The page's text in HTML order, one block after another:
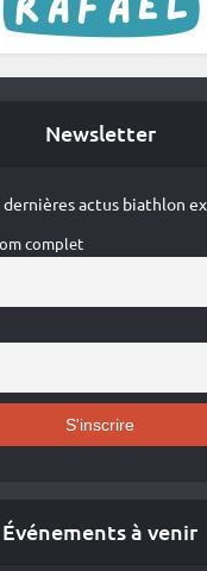
Newsletter
dernières actus biathlon
complet
Événements à venir